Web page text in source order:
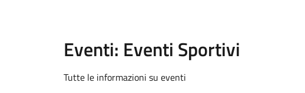
Eventi: Eventi Sportivi
Tutte le informazioni su eventi